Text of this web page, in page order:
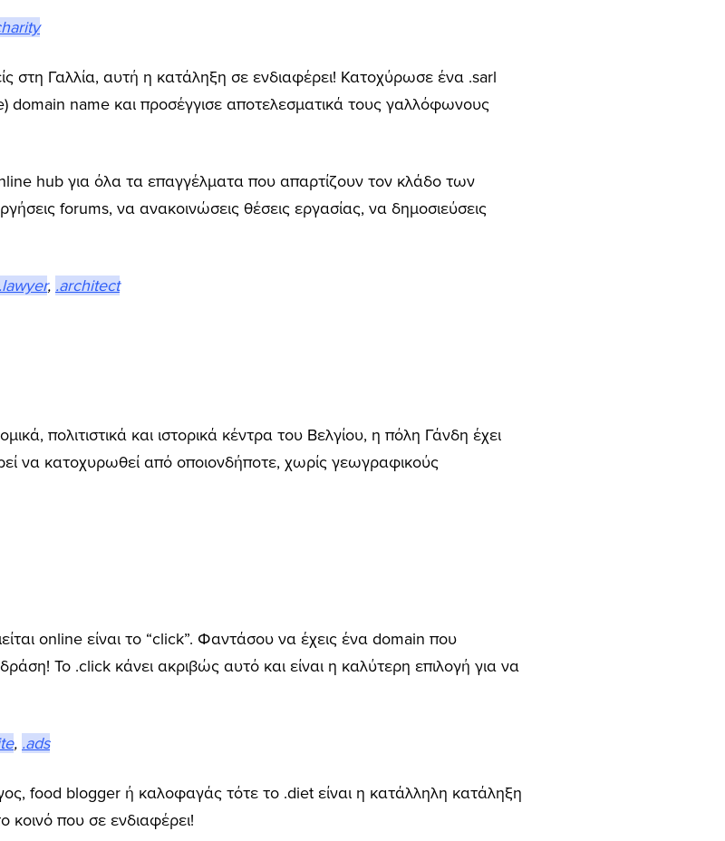
στη Γαλλία, αυτή η κατάληξη σε ενδιαφέρει! Κατοχύρωσε ένα .sarl
name και προσέγγισε αποτελεσματικά τους γαλλόφωνους
hub για όλα τα επαγγέλματα που απαρτίζουν τον κλάδο των
forums, να ανακοινώσεις θέσεις εργασίας, να δημοσιεύσεις
.lawyer, .architect
πολιτιστικά και ιστορικά κέντρα του Βελγίου, η πόλη Γάνδη έχει
να κατοχυρωθεί από οποιονδήποτε, χωρίς γεωγραφικούς
online είναι το “click”. Φαντάσου να έχεις ένα domain που
Το .click κάνει ακριβώς αυτό και είναι η καλύτερη επιλογή για να
, .ads
food blogger ή καλοφαγάς τότε το .diet είναι η κατάλληλη κατάληξη
κοινό που σε ενδιαφέρει!